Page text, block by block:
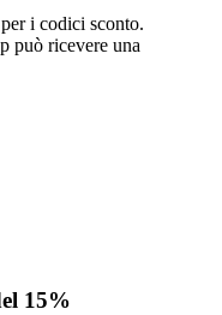
i codici sconto.
può ricevere una
15%